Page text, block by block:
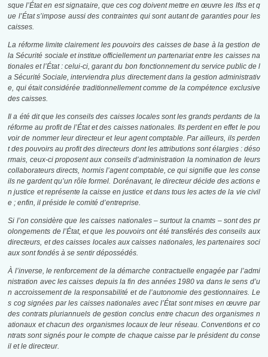
sque l’État en est signataire, que ces cogdoivent mettre en œuvre les lfsset q
ue l’État s’impose aussi des contraintes qui sont autant de garanties pour les
caisses.
La réforme limite clairement les pouvoirs des caisses de base à la gestion de
la Sécurité sociale et institue officiellement un partenariat entre les caisses na
tionales et l’État : celui-ci, garant du bon fonctionnement du service public de l
a Sécurité Sociale, interviendra plus directement dans la gestion administrativ
e, qui était considérée traditionnellement comme de la compétence exclusive
des caisses.
Il a été dit que les conseils des caisses locales sont les grands perdants de la
réforme au profit de l’État et des caisses nationales. Ils perdent en effet le pou
voir de nommer leur directeur et leur agent comptable. Par ailleurs, ils perden
t des pouvoirs au profit des directeurs dont les attributions sont élargies : déso
rmais, ceux-ci proposent aux conseils d’administration la nomination de leurs
collaborateurs directs, hormis l’agent comptable, ce qui signifie que les conse
ils ne gardent qu’un rôle formel. Dorénavant, le directeur décide des actions e
n justice et représente la caisse en justice et dans tous les actes de la vie civil
e ; enfin, il préside le comité d’entreprise.
Si l’on considère que les caisses nationales – surtout lacnamts – sont des pr
olongements de l’État, et que les pouvoirs ont été transférés des conseils aux
directeurs, et des caisses locales aux caisses nationales, les partenaires soci
aux sont fondés à se sentir dépossédés.
À l’inverse, le renforcement de la démarche contractuelle engagée par l’admi
nistration avec les caisses depuis la fin des années 1980 va dans le sens d’u
n accroissement de la responsabilité et de l’autonomie des gestionnaires. Le
s cogsignées par les caisses nationales avec l’État sont mises en œuvre par
des contrats pluriannuels de gestion conclus entre chacun des organismes n
ationaux et chacun des organismes locaux de leur réseau. Conventions et co
ntrats sont signés pour le compte de chaque caisse par le président du conse
il et le directeur.